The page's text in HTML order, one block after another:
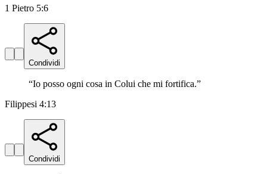
1 Pietro 5:6
Condividi
“Io posso ogni cosa in Colui che mi fortifica.”
Filippesi 4:13
Condividi